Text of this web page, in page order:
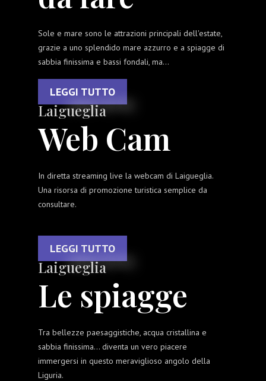
Sole e mare sono le attrazioni principali dell'estate,
grazie a uno splendido mare azzurro e a spiagge di
sabbia finissima e bassi fondali, ma...
LEGGI TUTTO
Laigueglia
Web Cam
In diretta streaming live la webcam di Laigueglia.
Una risorsa di promozione turistica semplice da
consultare.
LEGGI TUTTO
Laigueglia
Le spiagge
Tra bellezze paesaggistiche, acqua cristallina e
sabbia finissima... diventa un vero piacere
immergersi in questo meraviglioso angolo della
Liguria.